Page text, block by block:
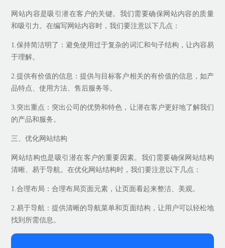
网站内容是吸引潜在客户的关键。我们需要确保网站内容的质量
和吸引力。在编写网站内容时，我们要注意以下几点：
1.保持简洁明了：避免使用过于复杂的词汇和句子结构，让内容易
于理解。
2.提供有价值的信息：提供与目标客户相关的有价值的信息，如产
品特点、使用方法、售后服务等。
3.突出重点：突出公司的优势和特色，让潜在客户更好地了解我们
的产品和服务。
三、优化网站结构
网站结构也是吸引潜在客户的重要因素。我们需要确保网站结构
清晰、易于导航。在优化网站结构时，我们要注意以下几点：
1.合理布局：合理布局页面元素，让页面看起来整洁、美观。
2.易于导航：提供清晰的导航菜单和页面结构，让用户可以轻松地
找到所需信息。